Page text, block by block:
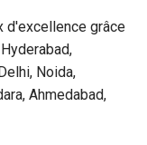
d'excellence grâce
Noida,
Ahmedabad,